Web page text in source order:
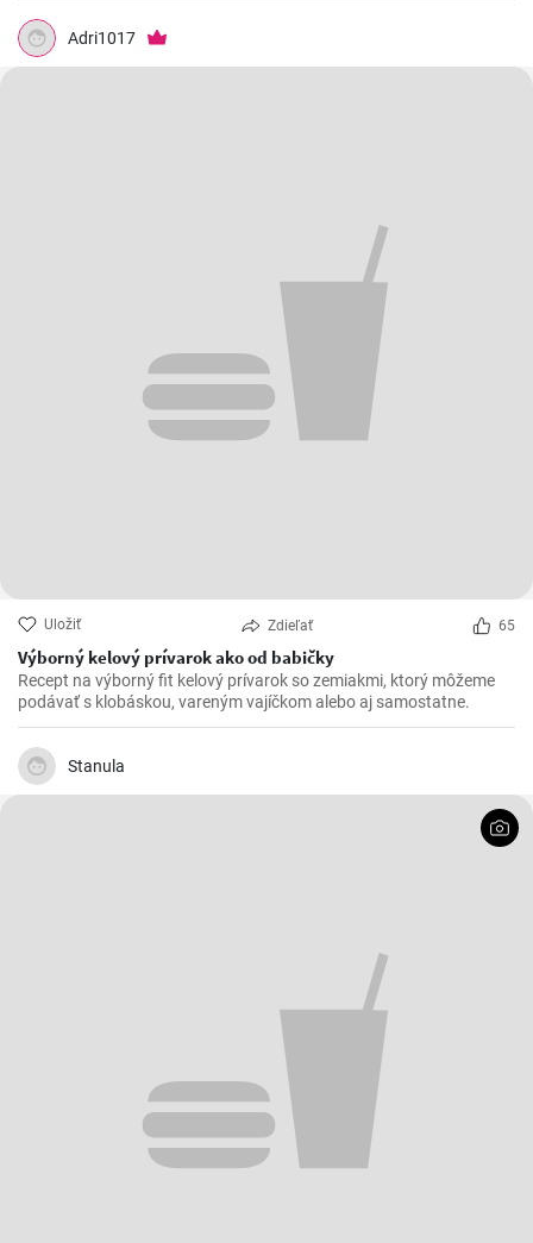
Adri1017
Uložiť Zdieľať 65
Výborný kelový prívarok ako od babičky
Recept na výborný fit kelový prívarok so zemiakmi, ktorý môžeme
podávať s klobáskou, vareným vajíčkom alebo aj samostatne.
Stanula